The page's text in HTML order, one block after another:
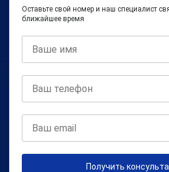
Оставьте свой номер и наш специалист
ближайшее время
Получить